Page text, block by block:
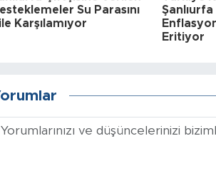
Su Parasını
Karşılamıyor
Şanlıurfa
Eritiyor